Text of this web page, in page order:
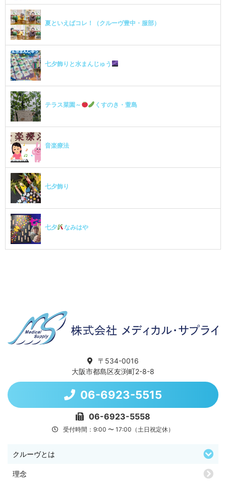
夏といえばコレ！（クルーヴ豊中・服部）
七夕飾りと水まんじゅう
テラス菜園～ くすのき・萱島
音楽療法
七夕飾り
七夕 なみはや
〒534-0016
大阪市都島区友渕町2-8-8
06-6923-5515
06-6923-5558
受付時間：9:00 〜 17:00（土日祝定休）
クルーヴとは
理念